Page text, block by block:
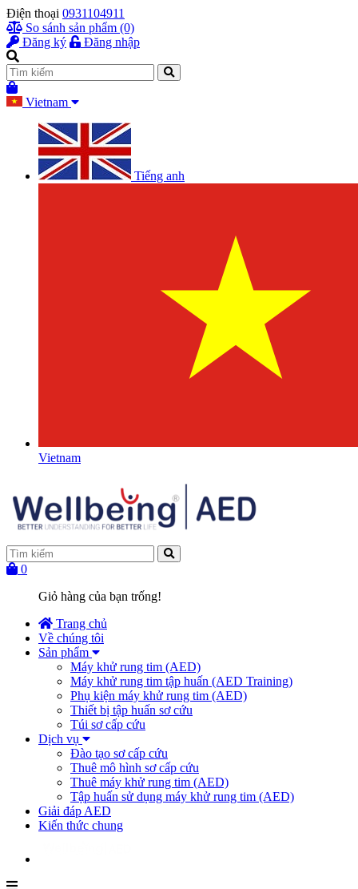
Điện thoại 0931104911
So sánh sản phẩm (0)
Đăng ký
Đăng nhập
Vietnam
Tiếng anh
Vietnam
0
Giỏ hàng của bạn trống!
Trang chủ
Về chúng tôi
Sản phẩm
Máy khử rung tim (AED)
Máy khử rung tim tập huấn (AED Training)
Phụ kiện máy khử rung tim (AED)
Thiết bị tập huấn sơ cứu
Túi sơ cấp cứu
Dịch vụ
Đào tạo sơ cấp cứu
Thuê mô hình sơ cấp cứu
Thuê máy khử rung tim (AED)
Tập huấn sử dụng máy khử rung tim (AED)
Giải đáp AED
Kiến thức chung